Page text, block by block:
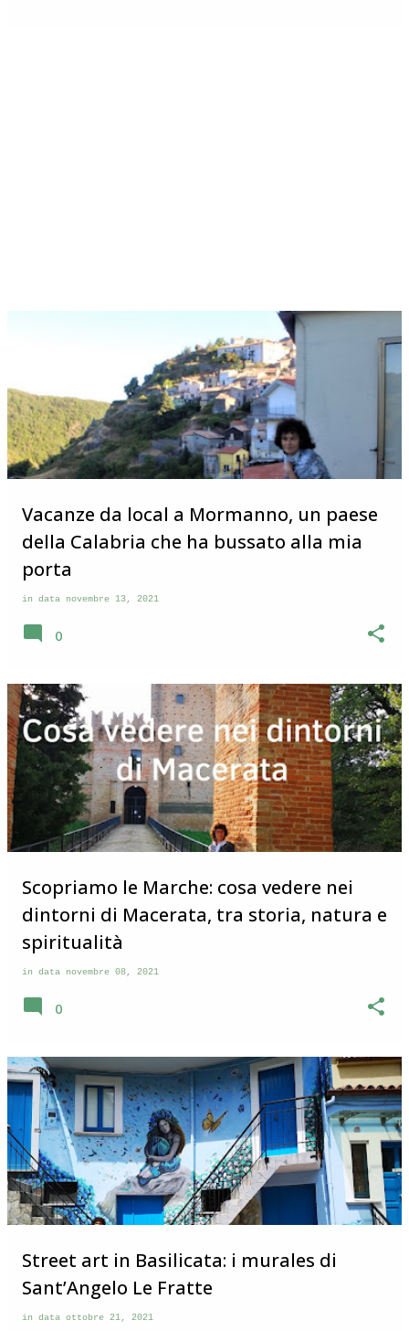
Vacanze da local a Mormanno, un paese
della Calabria che ha bussato alla mia
porta
in data novembre 13, 2021
0
Scopriamo le Marche: cosa vedere nei
dintorni di Macerata, tra storia, natura e
spiritualità
in data novembre 08, 2021
0
Street art in Basilicata: i murales di
Sant’Angelo Le Fratte
in data ottobre 21, 2021